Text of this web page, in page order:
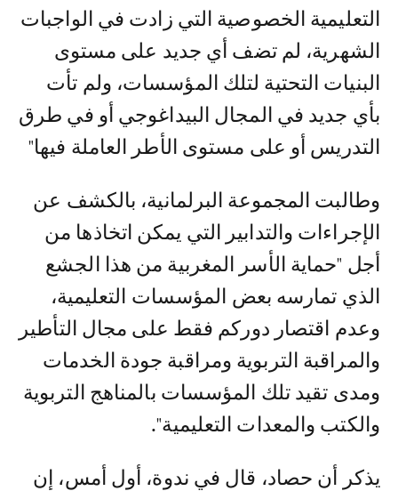
التعليمية الخصوصية التي زادت في الواجبات
الشهرية، لم تضف أي جديد على مستوى
البنيات التحتية لتلك المؤسسات، ولم تأت
بأي جديد في المجال البيداغوجي أو في طرق
التدريس أو على مستوى الأطر العاملة فيها"
وطالبت المجموعة البرلمانية، بالكشف عن
الإجراءات والتدابير التي يمكن اتخاذها من
أجل "حماية الأسر المغربية من هذا الجشع
الذي تمارسه بعض المؤسسات التعليمية،
وعدم اقتصار دوركم فقط على مجال التأطير
والمراقبة التربوية ومراقبة جودة الخدمات
ومدى تقيد تلك المؤسسات بالمناهج التربوية
والكتب والمعدات التعليمية".
يذكر أن حصاد، قال في ندوة، أول أمس، إن